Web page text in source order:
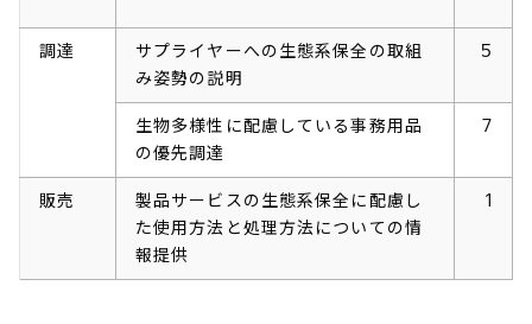
調達
サプライヤーへの生態系保全の取組
み姿勢の説明
5
生物多様性に配慮している事務用品
の優先調達
7
販売
製品サービスの生態系保全に配慮し
た使用方法と処理方法についての情
報提供
1